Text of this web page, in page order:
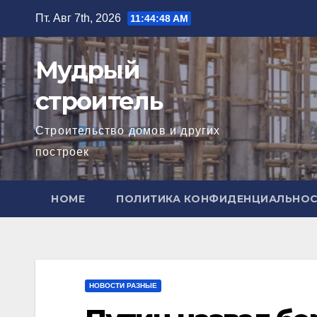
содержимому
Пт. Авг 7th, 2026 11:44:49 AM
Мудрый
строитель
Строительство домов и других
построек
HOME ПОЛИТИКА
НОВОСТИ РАЗНЫЕ